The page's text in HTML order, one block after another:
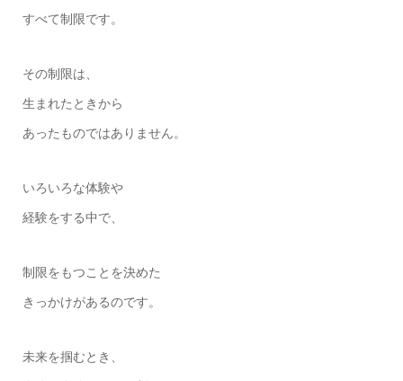
すべて制限です。
その制限は、
生まれたときから
あったものではありません。
いろいろな体験や
経験をする中で、
制限をもつことを決めた
きっかけがあるのです。
未来を掴むとき、